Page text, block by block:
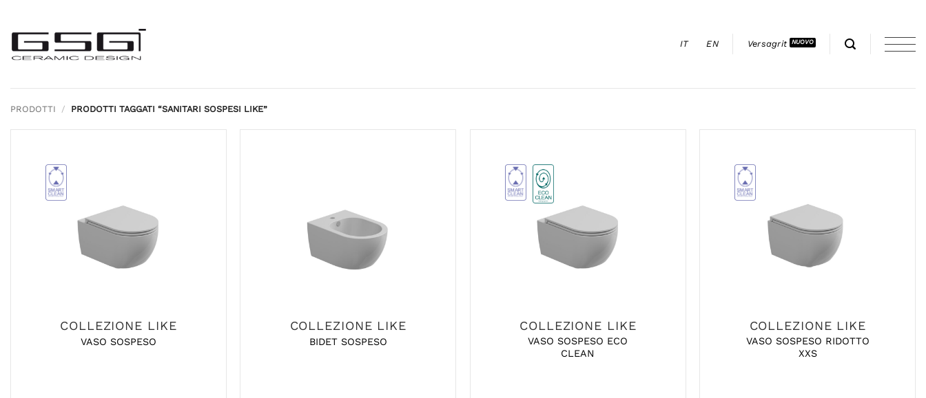
contenuti
IT EN Versagrit
PRODOTTI / PRODOTTI TAGGATI “SANITARI SOSPESI LIKE”
COLLEZIONE LIKE
VASO SOSPESO
COLLEZIONE LIKE
BIDET SOSPESO
COLLEZIONE LIKE
VASO SOSPESO ECO
CLEAN
COLLEZIONE LIKE
VASO SOSPESO RIDOTTO
XXS